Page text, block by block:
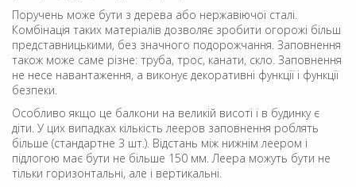
Поручень може бути з дерева або нержавіючої сталі.
Комбінація таких матеріалів дозволяє зробити огорожі більш
представницькими, без значного подорожчання. Заповнення
також може саме різне: труба, трос, канати, скло. Заповнення
не несе навантаження, а виконує декоративні функції і функції
безпеки.
Особливо якщо це балкони на великій висоті і в будинку є
діти. У цих випадках кількість лееров заповнення роблять
більше (стандартне 3 шт.). Відстань між нижнім леером і
підлогою має бути не більше 150 мм. Леера можуть бути не
тільки горизонтальні, але і вертикальні.